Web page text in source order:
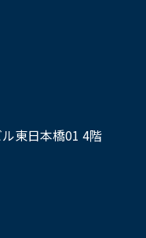
東日本橋01 4階